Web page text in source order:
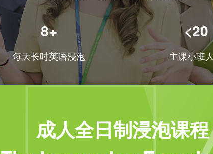
8+
每天长时英语浸泡
<20
主课小班
成人全日制浸泡课程